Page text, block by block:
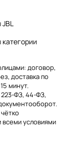
договор,
доставка по
минут.
ФЗ, 44-ФЗ,
условиями